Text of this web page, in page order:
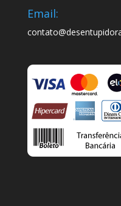
Email: